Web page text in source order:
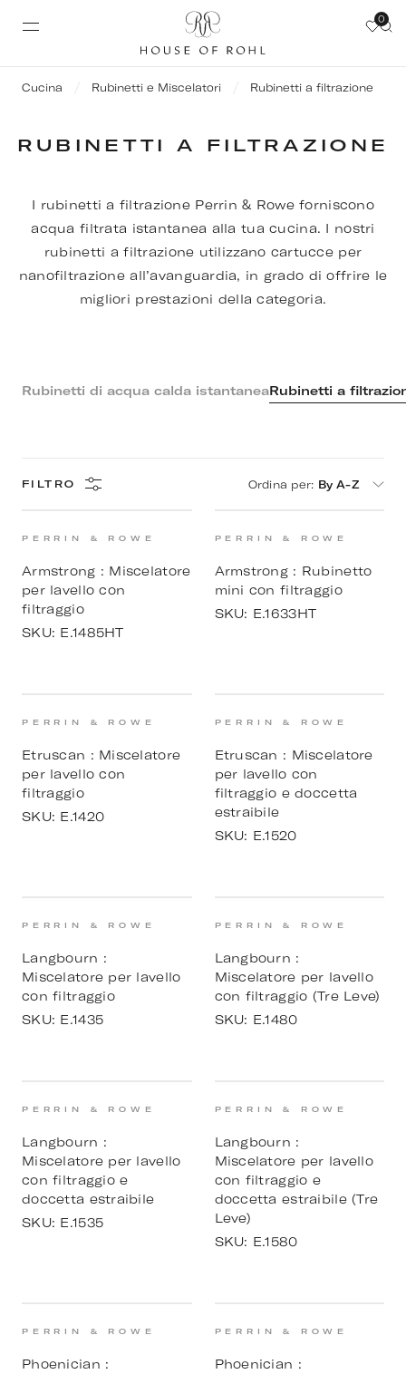
0
Cucina Rubinetti e Miscelatori Rubinetti a filtrazione
RUBINETTI A FILTRAZIONE
I rubinetti a filtrazione Perrin & Rowe forniscono
acqua filtrata istantanea alla tua cucina. I nostri
rubinetti a filtrazione utilizzano cartucce per
nanofiltrazione all’avanguardia, in grado di offrire le
migliori prestazioni della categoria.
Rubinetti di acqua calda istantaneaRubinetti a
FILTRO Ordina per: By A-Z
PERRIN & ROWE
Armstrong : Miscelatore
per lavello con
filtraggio
SKU: E.1485HT
PERRIN & ROWE
Armstrong : Rubinetto
mini con filtraggio
SKU: E.1633HT
PERRIN & ROWE
Etruscan : Miscelatore
per lavello con
filtraggio
SKU: E.1420
PERRIN & ROWE
Etruscan : Miscelatore
per lavello con
filtraggio e doccetta
estraibile
SKU: E.1520
PERRIN & ROWE
Langbourn :
Miscelatore per lavello
con filtraggio
SKU: E.1435
PERRIN & ROWE
Langbourn :
Miscelatore per lavello
con filtraggio (Tre Leve)
SKU: E.1480
PERRIN & ROWE
Langbourn :
Miscelatore per lavello
con filtraggio e
doccetta estraibile
SKU: E.1535
PERRIN & ROWE
Langbourn :
Miscelatore per lavello
con filtraggio e
doccetta estraibile (Tre
Leve)
SKU: E.1580
PERRIN & ROWE
Phoenician :
PERRIN & ROWE
Phoenician :